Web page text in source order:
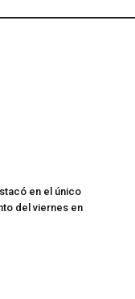
en el único
del viernes en